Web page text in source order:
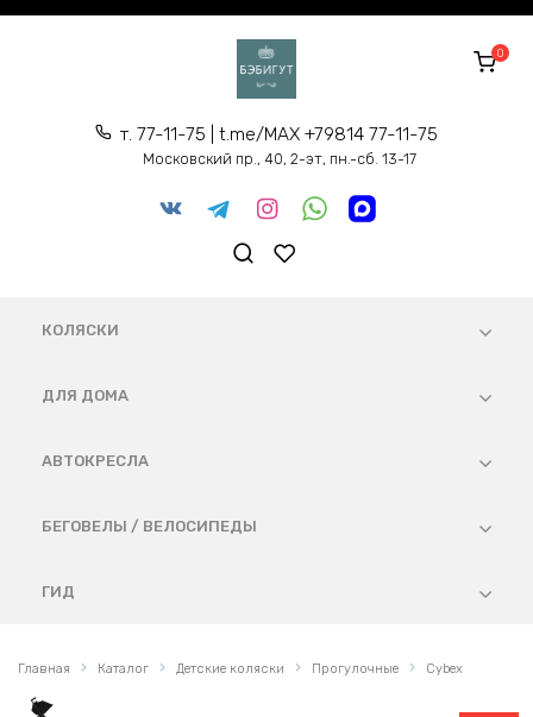
Перейти
т. 77-11-75 | t.me/MAX +79814 77-11-75
Московский пр., 40, 2-эт, пн.-сб. 13-17
0
КОЛЯСКИ
ДЛЯ ДОМА
АВТОКРЕСЛА
БЕГОВЕЛЫ / ВЕЛОСИПЕДЫ
ГИД
Главная Каталог Детские коляски Прогулочные Cybex